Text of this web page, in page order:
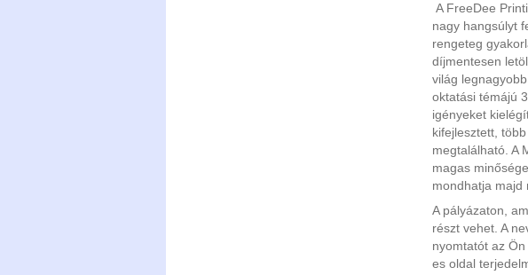
A FreeDee
nagy hangsúlyt
rengeteg
díjmentesen
világ
oktatási témájú
igényeket
kifejlesztett,
megtalálható. A
magas
mondhatja majd
A pályázaton,
részt vehet. A
nyomtatót az
es oldal